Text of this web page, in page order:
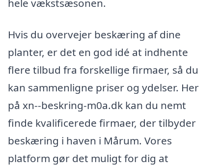
hele vækstsæsonen.
Hvis du overvejer beskæring af dine
planter, er det en god idé at indhente
flere tilbud fra forskellige firmaer, så du
kan sammenligne priser og ydelser. Her
på xn--beskring-m0a.dk kan du nemt
finde kvalificerede firmaer, der tilbyder
beskæring i haven i Mårum. Vores
platform gør det muligt for dig at